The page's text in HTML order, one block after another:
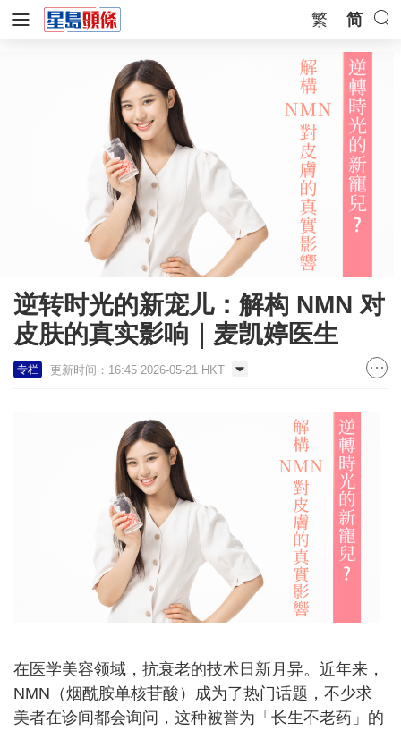
繁 简
逆转时光的新宠儿：解构 NMN 对
皮肤的真实影响｜麦凯婷医生
专栏 更新时间：16:45 2026-05-21 HKT
在医学美容领域，抗衰老的技术日新月异。近年来，
NMN（烟酰胺单核苷酸）成为了热门话题，不少求
美者在诊间都会询问，这种被誉为「长生不老药」的